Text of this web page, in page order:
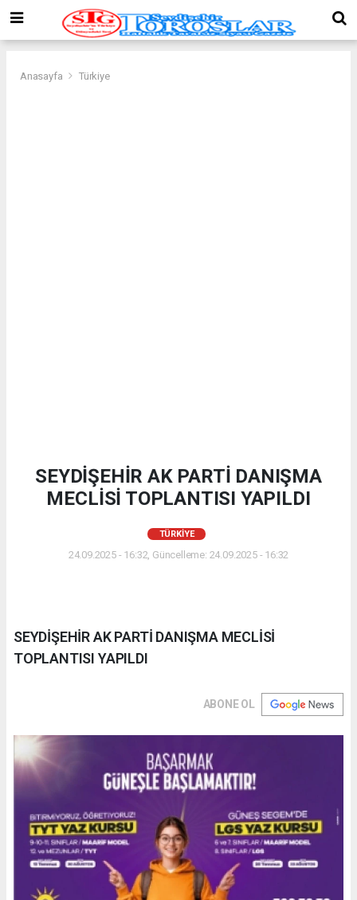
Anasayfa Türkiye
SEYDİŞEHİR AK PARTİ DANIŞMA
MECLİSİ TOPLANTISI YAPILDI
TÜRKIYE
24.09.2025 - 16:32, Güncelleme: 24.09.2025 - 16:32
SEYDİŞEHİR AK PARTİ DANIŞMA MECLİSİ
TOPLANTISI YAPILDI
ABONE OL